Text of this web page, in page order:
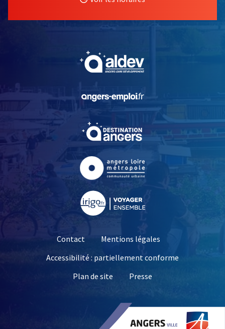
, Ouvre une nouvelle
, Ouvre une nouvelle
Contact
Mentions légales
Accessibilité : partiellement conforme
Plan de site
Presse